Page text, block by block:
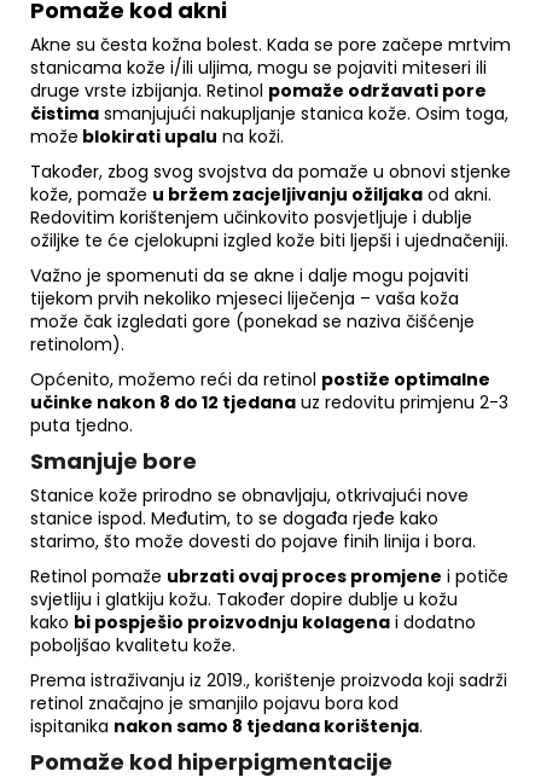
Pomaže kod akni
Akne su česta kožna bolest. Kada se pore začepe mrtvim
stanicama kože i/ili uljima, mogu se pojaviti miteseri ili
druge vrste izbijanja. Retinol pomaže održavati pore
čistima smanjujući nakupljanje stanica kože. Osim toga,
može blokirati upalu na koži.
Također, zbog svog svojstva da pomaže u obnovi stjenke
kože, pomaže u bržem zacjeljivanju ožiljaka od akni.
Redovitim korištenjem učinkovito posvjetljuje i dublje
ožiljke te će cjelokupni izgled kože biti ljepši i ujednačeniji.
Važno je spomenuti da se akne i dalje mogu pojaviti
tijekom prvih nekoliko mjeseci liječenja – vaša koža
može čak izgledati gore (ponekad se naziva čišćenje
retinolom).
Općenito, možemo reći da retinol postiže optimalne
učinke nakon 8 do 12 tjedana uz redovitu primjenu 2-3
puta tjedno.
Smanjuje bore
Stanice kože prirodno se obnavljaju, otkrivajući nove
stanice ispod. Međutim, to se događa rjeđe kako
starimo, što može dovesti do pojave finih linija i bora.
Retinol pomaže ubrzati ovaj proces promjene i potiče
svjetliju i glatkiju kožu. Također dopire dublje u kožu
kako bi pospješio proizvodnju kolagena i dodatno
poboljšao kvalitetu kože.
Prema istraživanju iz 2019., korištenje proizvoda koji sadrži
retinol značajno je smanjilo pojavu bora kod
ispitanika nakon samo 8 tjedana korištenja.
Pomaže kod hiperpigmentacije